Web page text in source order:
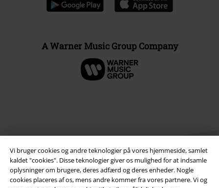
Vi bruger cookies og andre teknologier på vores hjemmeside, samlet
kaldet "cookies". Disse teknologier giver os mulighed for at indsamle
oplysninger om brugere, deres adfærd og deres enheder. Nogle
cookies placeres af os, mens andre kommer fra vores partnere. Vi og
A Warner Music Group Company